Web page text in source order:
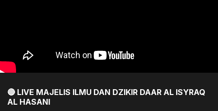
🔴 LIVE MAJELIS ILMU DAN DZIKIR DAAR AL ISYRAQ
AL HASANI